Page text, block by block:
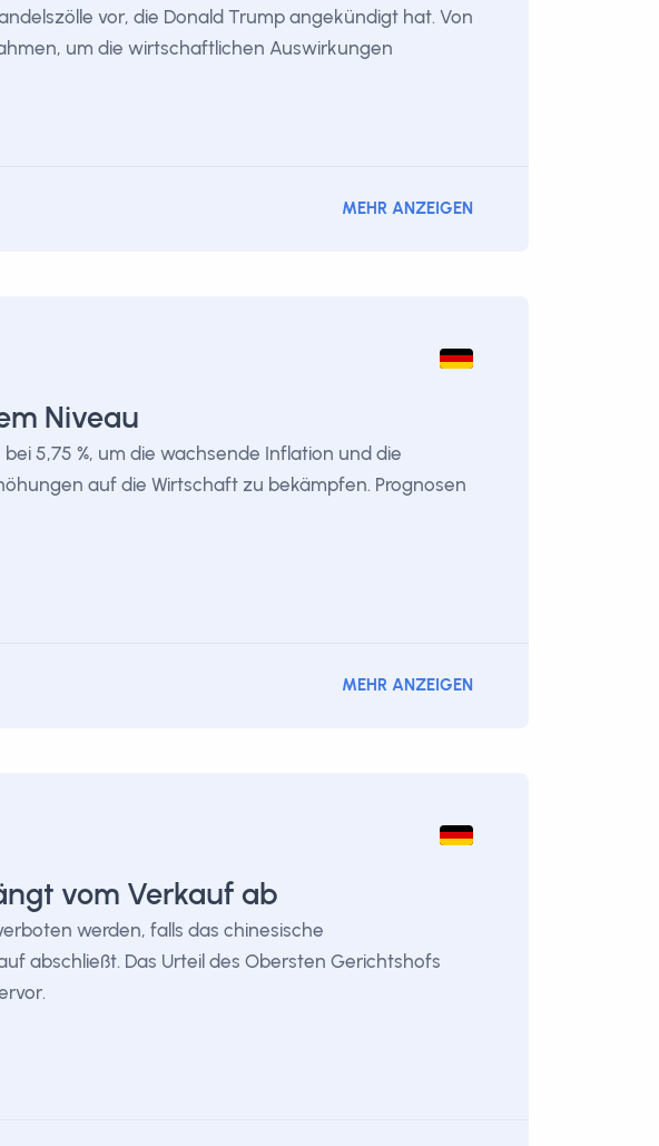
vor, die Donald Trump angekündigt hat. Von
um die wirtschaftlichen Auswirkungen
MEHR ANZEIGEN
Niveau
5,75 %, um die wachsende Inflation und die
auf die Wirtschaft zu bekämpfen. Prognosen
MEHR ANZEIGEN
vom Verkauf ab
werden, falls das chinesische
abschließt. Das Urteil des Obersten Gerichtshofs